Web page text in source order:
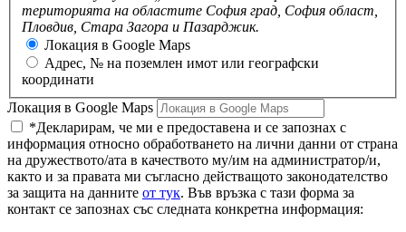
територията на областите София град, София област,
Пловдив, Стара Загора и Пазарджик.
Локация в Google Maps
Aдрес, № на поземлен имот или географски
координати
Локация в Google Maps
*Декларирам, че ми е предоставена и се запознах с
информация относно обработването на лични данни от страна
на дружеството/ата в качеството му/им на администратор/и,
както и за правата ми съгласно действащото законодателство
за защита на данните от тук. Във връзка с тази форма за
контакт се запознах със следната конкретна информация: